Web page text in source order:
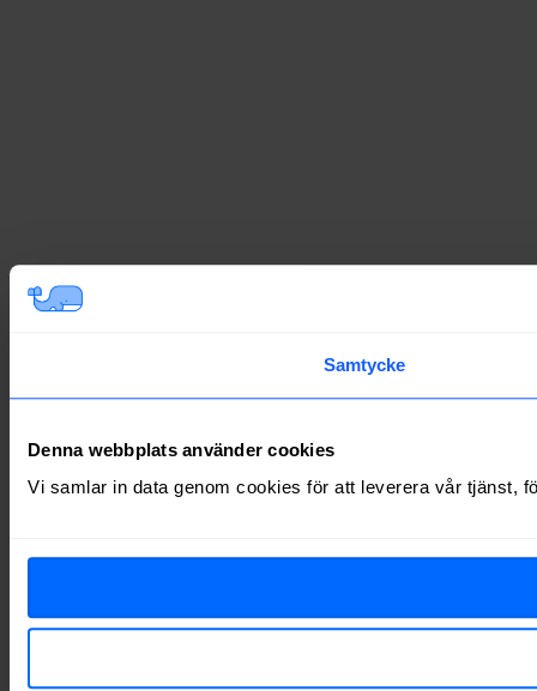
Samtycke
Denna webbplats använder cookies
Vi samlar in data genom cookies för att leverera vår tjänst,